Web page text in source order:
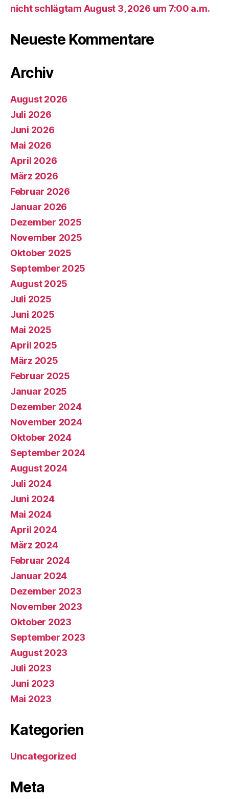
nicht schlägtam August 3, 2026 um 7:00 a.m.
Neueste Kommentare
Archiv
August 2026
Juli 2026
Juni 2026
Mai 2026
April 2026
März 2026
Februar 2026
Januar 2026
Dezember 2025
November 2025
Oktober 2025
September 2025
August 2025
Juli 2025
Juni 2025
Mai 2025
April 2025
März 2025
Februar 2025
Januar 2025
Dezember 2024
November 2024
Oktober 2024
September 2024
August 2024
Juli 2024
Juni 2024
Mai 2024
April 2024
März 2024
Februar 2024
Januar 2024
Dezember 2023
November 2023
Oktober 2023
September 2023
August 2023
Juli 2023
Juni 2023
Mai 2023
Kategorien
Uncategorized
Meta